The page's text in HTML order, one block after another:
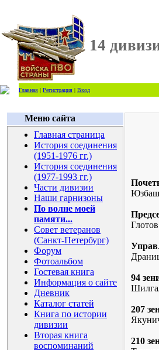
14
Главная | Регистрация | Вход
Меню сайта
Главная страница
История соединения
(1951-1976 гг.)
История соединения
(1977-1993 гг.)
Части дивизии
Наши гарнизоны
По волне моей
памяти...
Совет ветеранов
(Санкт-Петербург)
Форум
Фотоальбом
Гостевая книга
Информация о сайте
Дневник
Каталог статей
Книга по истории
дивизии
Вторая книга
воспоминаний
94
207
210